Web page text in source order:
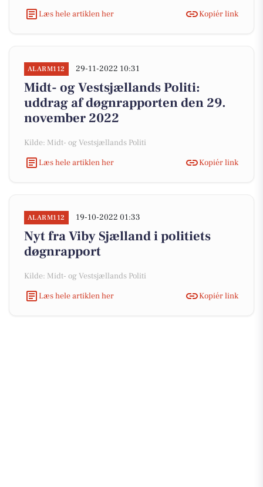
Læs hele artiklen her
Kopiér link
ALARM112 29-11-2022 10:31
Midt- og Vestsjællands Politi:
uddrag af døgnrapporten den 29.
november 2022
Kilde: Midt- og Vestsjællands Politi
Læs hele artiklen her
Kopiér link
ALARM112 19-10-2022 01:33
Nyt fra Viby Sjælland i politiets
døgnrapport
Kilde: Midt- og Vestsjællands Politi
Læs hele artiklen her
Kopiér link